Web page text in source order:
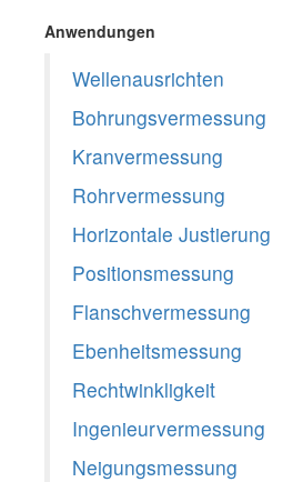
Anwendungen
Wellenausrichten
Bohrungsvermessung
Kranvermessung
Rohrvermessung
Horizontale Justierung
Positionsmessung
Flanschvermessung
Ebenheitsmessung
Rechtwinkligkeit
Ingenieurvermessung
Neigungsmessung